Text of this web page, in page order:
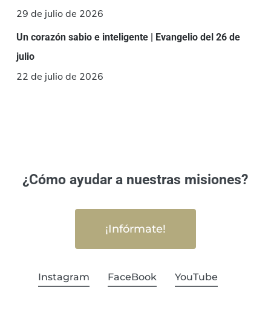
29 de julio de 2026
Un corazón sabio e inteligente | Evangelio del 26 de
julio
22 de julio de 2026
¿Cómo ayudar a nuestras misiones?
¡Infórmate!
Instagram FaceBook YouTube